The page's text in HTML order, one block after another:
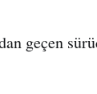
geçen